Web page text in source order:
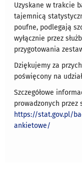
Uzyskane w trakcie
tajemnicą
poufne, podlegają
wyłącznie przez
przygotowania
Dziękujemy za
poświęcony na
Szczegółowe
prowadzonych
https://stat.gov.pl/
ankietowe/